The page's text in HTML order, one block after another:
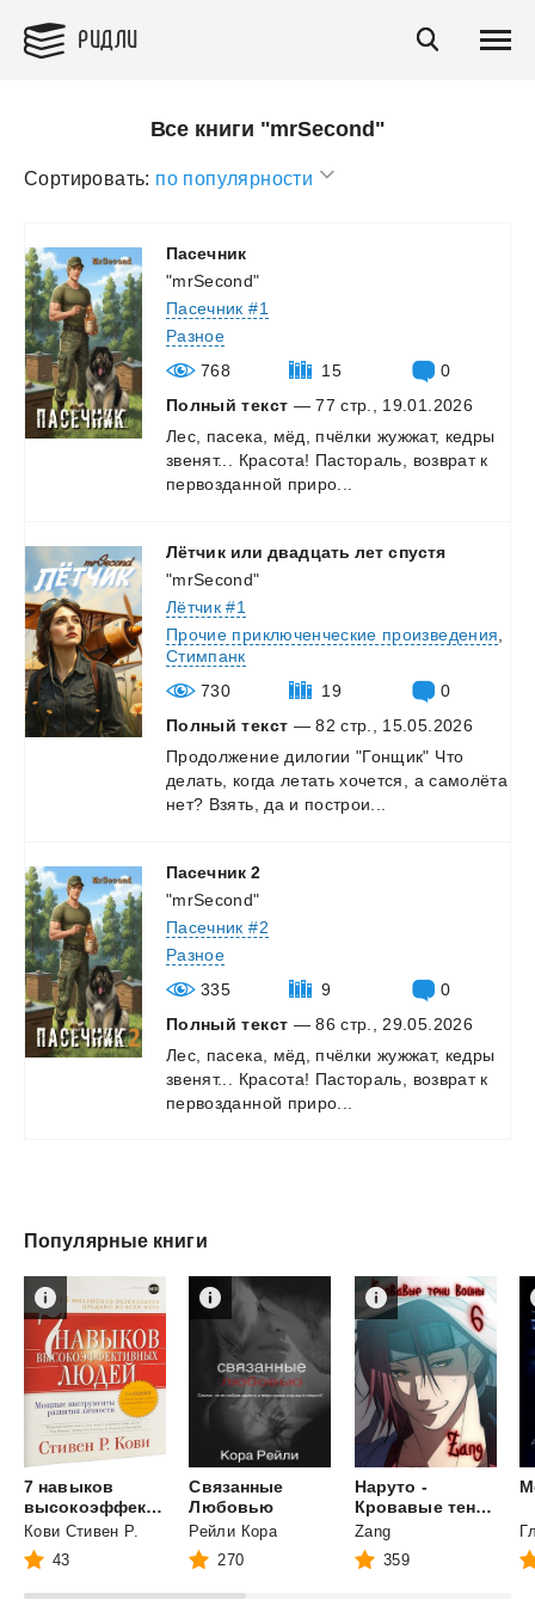
РИДЛИ
Все книги "mrSecond"
Сортировать: по популярности
Пасечник
"mrSecond"
Пасечник #1
Разное
768
15
0
Полный текст — 77 стр., 19.01.2026
Лес,
пасека, мёд, пчёлки жужжат, кедры
звенят...
Красота! Пастораль, возврат к
первозданной приро...
Лётчик или двадцать лет спустя
"mrSecond"
Лётчик #1
Прочие приключенческие произведения
Стимпанк
730
19
0
Полный текст — 82 стр., 15.05.2026
Продолжение дилогии "Гонщик" Что
делать,
когда летать хочется, а самолёта
нет? Взять, да и построи...
Пасечник 2
"mrSecond"
Пасечник #2
Разное
335
9
0
Полный текст — 86 стр., 29.05.2026
Лес,
пасека, мёд, пчёлки жужжат, кедры
звенят...
Красота! Пастораль, возврат к
первозданной приро...
Популярные книги
7 навыков
высокоэффективных людей. Мощные инструменты развития личности
Кови Стивен Р.
43
Связанные
Любовью
Рейли Кора
270
Наруто -
Кровавые тени войны
Zang
359